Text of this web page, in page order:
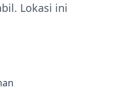
Lokasi ini